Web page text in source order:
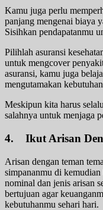
Kamu juga perlu
panjang mengenai biaya
Sisihkan pendapatanmu
Pilihlah asuransi
untuk mengcover
asuransi, kamu juga
mengutamakan
Meskipun kita harus
salahnya untuk menjaga
4. Ikut Arisan
Arisan dengan teman
simpananmu di
nominal dan jenis arisan
bertujuan agar
kebutuhanmu sehari hari.